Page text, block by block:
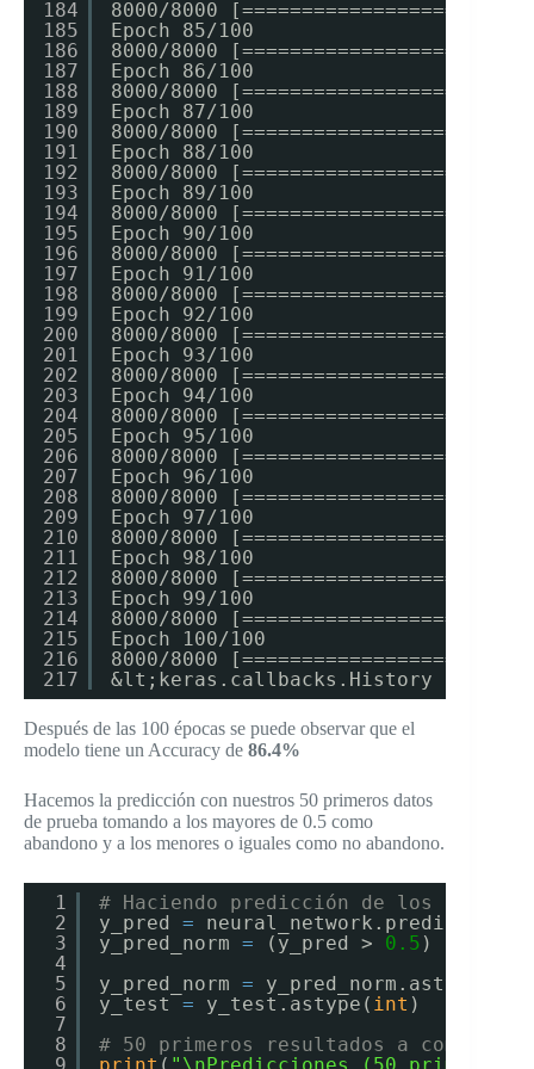
184
185
186
187
188
189
190
191
192
193
194
195
196
197
198
199
200
201
202
203
204
205
206
207
208
209
210
211
212
213
214
215
216
217
8000/8000
Epoch 85/100
8000/8000
Epoch 86/100
8000/8000
Epoch 87/100
8000/8000
Epoch 88/100
8000/8000
Epoch 89/100
8000/8000
Epoch 90/100
8000/8000
Epoch 91/100
8000/8000
Epoch 92/100
8000/8000
Epoch 93/100
8000/8000
Epoch 94/100
8000/8000
Epoch 95/100
8000/8000
Epoch 96/100
8000/8000
Epoch 97/100
8000/8000
Epoch 98/100
8000/8000
Epoch 99/100
8000/8000
Epoch 100/100
8000/8000
&lt;keras.callbacks.History at
Después de las 100 épocas se puede observar que el
modelo tiene un Accuracy de 86.4%
Hacemos la predicción con nuestros 50 primeros datos
de prueba tomando a los mayores de 0.5 como
abandono y a los menores o iguales como no abandono.
1
2
3
4
5
6
7
8
# Haciendo predicción de los
y_pred =
y_pred_norm = (y_pred > 0.5 )
y_pred_norm = y_pred_norm.astype(
y_test = y_test.astype( int )
# 50 primeros resultados a comparar